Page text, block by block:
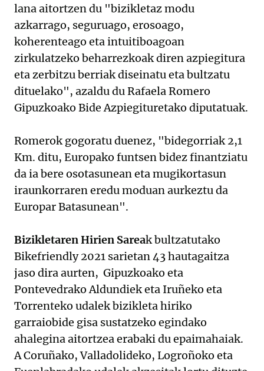
lana aitortzen du "bizikletaz modu
azkarrago, seguruago, erosoago,
koherenteago eta intuitiboagoan
zirkulatzeko beharrezkoak diren azpiegitura
eta zerbitzu berriak diseinatu eta bultzatu
dituelako", azaldu du Rafaela Romero
Gipuzkoako Bide Azpiegituretako diputatuak.
Romerok gogoratu duenez, "bidegorriak 2,1
Km. ditu, Europako funtsen bidez finantziatu
da ia bere osotasunean eta mugikortasun
iraunkorraren eredu moduan aurkeztu da
Europar Batasunean".
Bizikletaren Hirien Sareak bultzatutako
Bikefriendly 2021 sarietan 43 hautagaitza
jaso dira aurten, Gipuzkoako eta
Pontevedrako Aldundiek eta Iruñeko eta
Torrenteko udalek bizikleta hiriko
garraiobide gisa sustatzeko egindako
ahalegina aitortzea erabaki du epaimahaiak.
A Coruñako, Valladolideko, Logroñoko eta